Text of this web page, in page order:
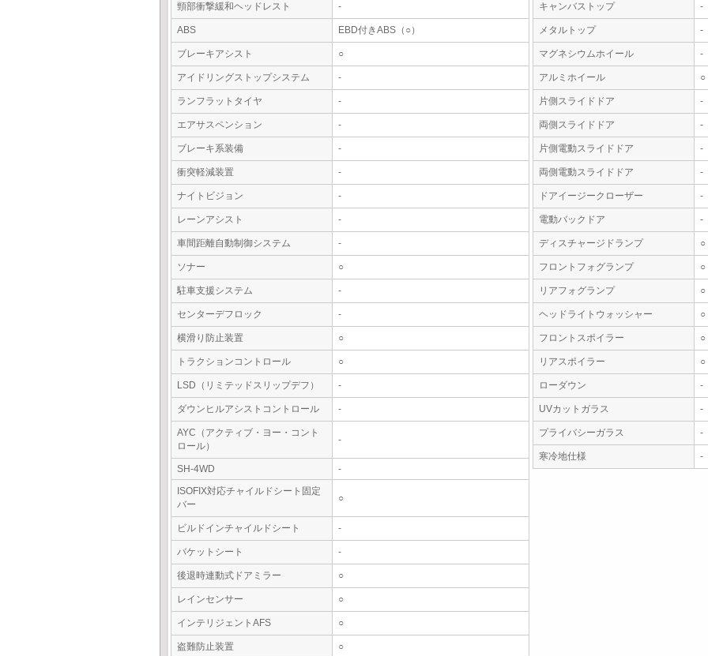
頸部衝撃緩和ヘッドレスト -
ABS EBD付きABS（○）
ブレーキアシスト ○
アイドリングストップシステム -
ランフラットタイヤ -
エアサスペンション -
ブレーキ系装備 -
衝突軽減装置 -
ナイトビジョン -
レーンアシスト -
車間距離自動制御システム -
ソナー ○
駐車支援システム -
センターデフロック -
横滑り防止装置 ○
トラクションコントロール ○
LSD（リミテッドスリップデフ） -
ダウンヒルアシストコントロール -
AYC（アクティブ・ヨー・コント
ロール）
-
SH-4WD
-
ISOFIX対応チャイルドシート固定
バー
○
ビルドインチャイルドシート -
バケットシート -
後退時連動式ドアミラー ○
レインセンサー ○
インテリジェントAFS ○
盗難防止装置 ○
キャンバストップ -
メタルトップ -
マグネシウムホイール -
アルミホイール ○
片側スライドドア -
両側スライドドア -
片側電動スライドドア -
両側電動スライドドア -
ドアイージークローザー -
電動バックドア -
ディスチャージドランプ ○
フロントフォグランプ ○
リアフォグランプ ○
ヘッドライトウォッシャー ○
フロントスポイラー ○
リアスポイラー ○
ローダウン -
UVカットガラス -
プライバシーガラス -
寒冷地仕様 -